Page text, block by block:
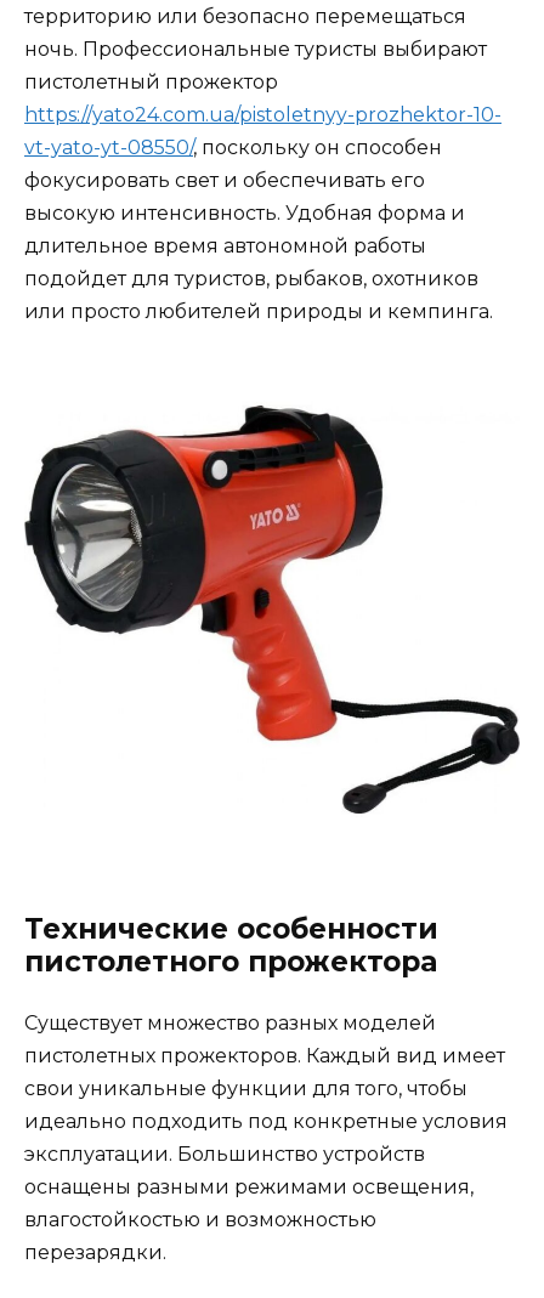
территорию или безопасно перемещаться
ночь. Профессиональные туристы выбирают
пистолетный прожектор
https://yato24.com.ua/pistoletnyy-prozhektor-10-
vt-yato-yt-08550/, поскольку он способен
фокусировать свет и обеспечивать его
высокую интенсивность. Удобная форма и
длительное время автономной работы
подойдет для туристов, рыбаков, охотников
или просто любителей природы и кемпинга.
Технические особенности
пистолетного прожектора
Существует множество разных моделей
пистолетных прожекторов. Каждый вид имеет
свои уникальные функции для того, чтобы
идеально подходить под конкретные условия
эксплуатации. Большинство устройств
оснащены разными режимами освещения,
влагостойкостью и возможностью
перезарядки.